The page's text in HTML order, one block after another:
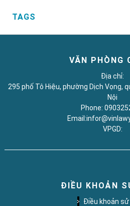
TAGS
VĂN PHÒNG
Địa chỉ:
295 phố Tô Hiệu, phường Dịch Vọng,
Nội
Phone:
VPGD:
ĐIỀU KHOẢN
Điều khoản sử